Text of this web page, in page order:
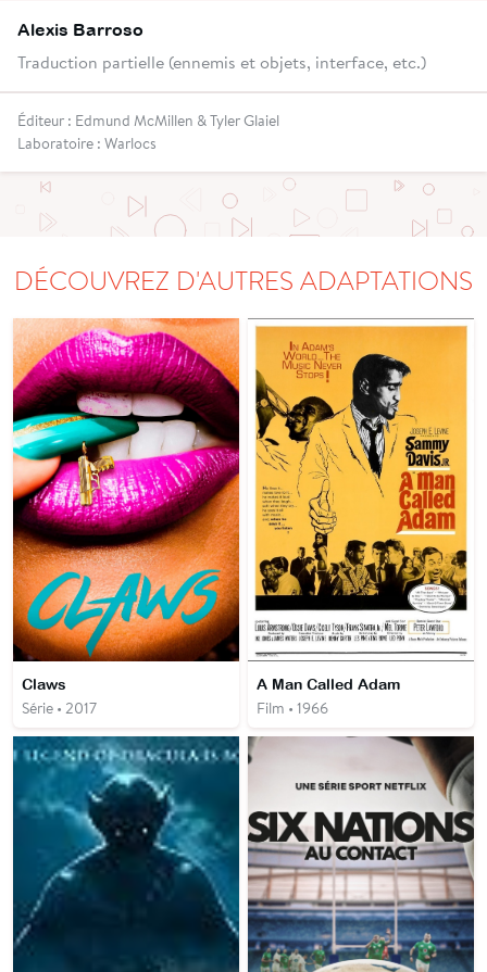
Alexis Barroso
Traduction partielle (ennemis et objets, interface, etc.)
Éditeur : Edmund McMillen & Tyler Glaiel
Laboratoire : Warlocs
DÉCOUVREZ D'AUTRES ADAPTATIONS
Claws
Série • 2017
A Man Called Adam
Film • 1966